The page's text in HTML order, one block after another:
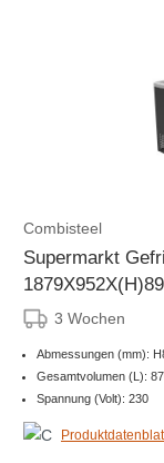
Combisteel
Supermarkt
3 Wochen
Abmessungen (mm):
Gesamtvolumen (L):
Spannung (Volt): 230